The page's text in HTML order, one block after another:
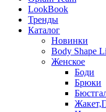
LookBook
Тренды
Каталог
Новинки
Body Shape
Женское
Боди
Брюки